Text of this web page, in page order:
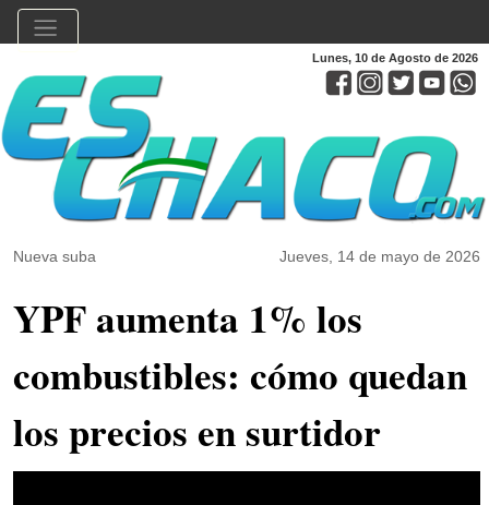
Lunes, 10 de Agosto de 2026
Nueva suba Jueves, 14 de mayo de 2026
YPF aumenta 1% los
combustibles: cómo quedan
los precios en surtidor